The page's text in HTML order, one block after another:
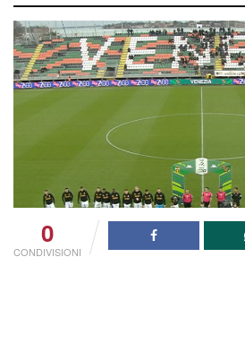
0
CONDIVISIONI